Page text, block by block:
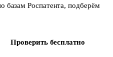
базам Роспатента, подберём
Проверить бесплатно